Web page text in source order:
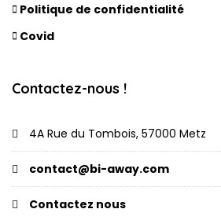
Politique de confidentialité
Covid
Contactez-nous !
4A Rue du Tombois, 57000 Metz
contact@bi-away.com
Contactez nous